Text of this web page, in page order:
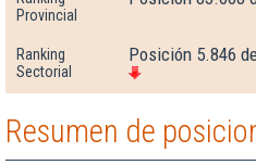
Provincial
Ranking
Sectorial
Posición 5.846
Resumen de